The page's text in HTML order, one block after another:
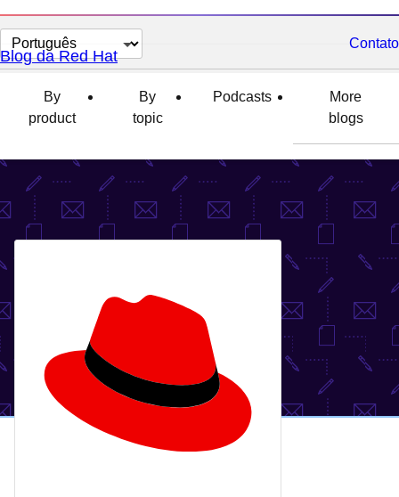
Selecionar
idioma
Contato
Blog da Red Hat
By
product
By
topic
Podcasts
More
blogs